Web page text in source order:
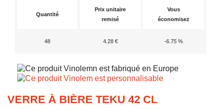
Quantité
Prix unitaire
remisé
Vous
économisez
48 4.28 € -6.75 %
VERRE À BIÈRE TEKU 42 CL